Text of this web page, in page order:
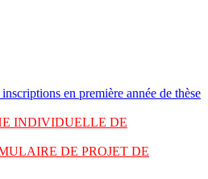
en première année de thèse
INDIVIDUELLE DE
DE PROJET DE